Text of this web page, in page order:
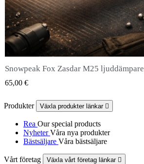
QUICK VIEW
Snowpeak Fox Zasdar M25 ljuddämpare
65,00 €
Produkter Växla produkter länkar 
Rea Our special products
NyheterVåra nya produkter
Bästsäljare Våra bästsäljare
Vårt företag Växla vårt företag länkar 